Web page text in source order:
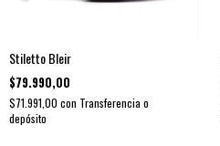
Stiletto Bleir
$79.990,00
$71.991,00 con Transferencia o
depósito